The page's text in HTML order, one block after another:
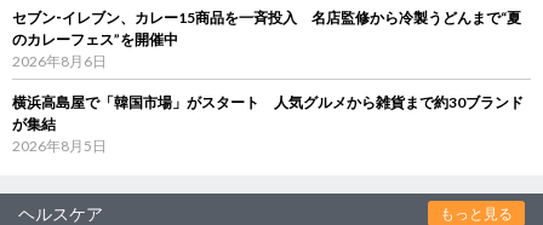
セブン‐イレブン、カレー15商品を一斉投入 名店監修から冷製うどんまで“夏
のカレーフェス”を開催中
2026年8月6日
横浜高島屋で「韓国市場」がスタート 人気グルメから雑貨まで約30ブランド
が集結
2026年8月5日
ヘルスケア もっと見る